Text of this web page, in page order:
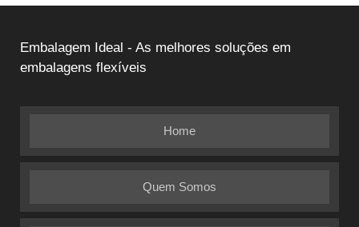
Embalagem Ideal - As melhores soluções em
embalagens flexíveis
Home
Quem Somos